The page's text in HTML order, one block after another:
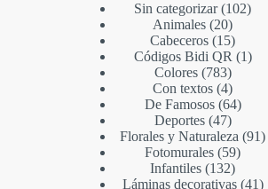
Sin categorizar 102
Animales 20
Cabeceros 15
Códigos Bidi QR
1
Colores 783
Con textos 4
De Famosos 64
Deportes 47
Florales y Naturaleza 91
Fotomurales 59
Infantiles 132
Láminas decorativas 41